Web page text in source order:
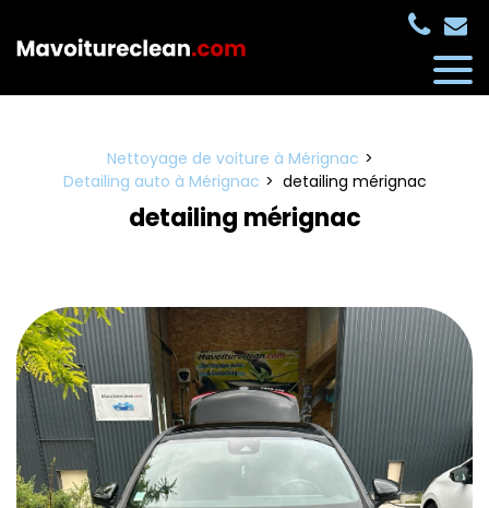
Nettoyage de voiture à Mérignac
Detailing auto à Mérignac
detailing mérignac
detailing mérignac